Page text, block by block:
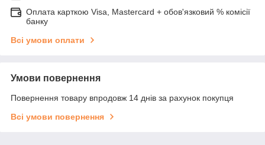
Оплата карткою Visa, Mastercard + обов'язковий % комісії
банку
Всі умови оплати
Умови повернення
Повернення товару впродовж 14 днів за рахунок покупця
Всі умови повернення